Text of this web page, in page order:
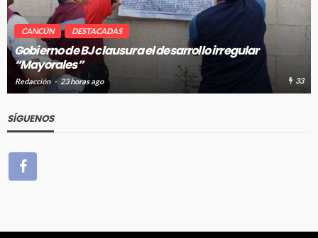
CANCÚN DESTACADAS
Pablo Bustamante acompaña a familias afuera del
Hospital General de Cancún
Redacción 23 horas ago
SÍGUENOS